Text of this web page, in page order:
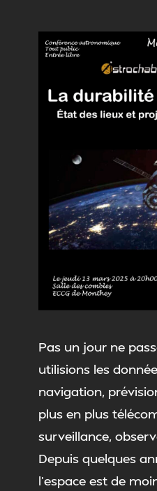
Pas un jour ne
utilisions les
navigation,
plus en plus
surveillance,
Depuis quelques
l’espace est de